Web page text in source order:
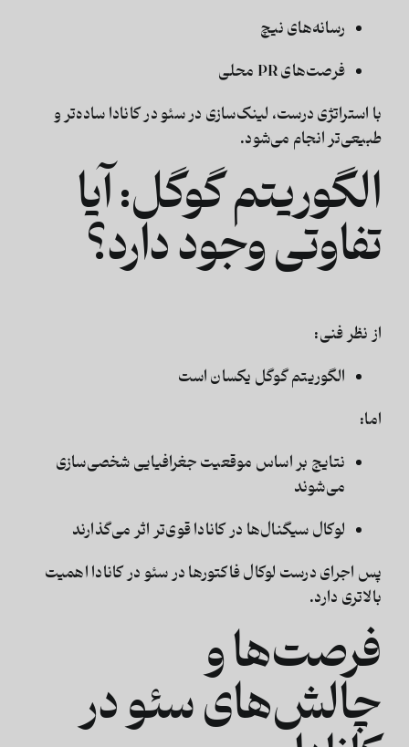
رسانه‌های نیچ
فرصت‌های PR محلی
با استراتژی درست، لینک‌سازی درسئو در کاناداساده‌تر و
طبیعی‌تر انجام می‌شود.
الگوریتم گوگل: آیا
تفاوتی وجود دارد؟
از نظر فنی:
الگوریتم گوگل یکسان است
اما:
نتایج بر اساس موقعیت جغرافیایی شخصی‌سازی
می‌شوند
لوکال سیگنال‌ها در کانادا قوی‌تر اثر می‌گذارند
پس اجرای درست لوکال فاکتورها درسئو در کانادااهمیت
بالاتری دارد.
فرصت‌ها و
چالش‌های سئو در